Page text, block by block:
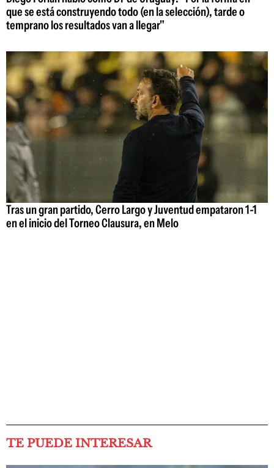
que se está construyendo todo (en la selección), tarde o
temprano los resultados van a llegar"
Tras un gran partido, Cerro Largo y Juventud empataron 1-1
en el inicio del Torneo Clausura, en Melo
TE PUEDE INTERESAR